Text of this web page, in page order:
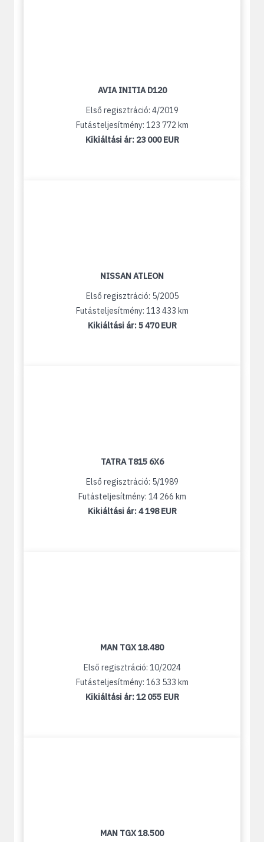
AVIA INITIA D120
Első regisztráció: 4/2019
Futásteljesítmény: 123 772 km
Kikiáltási ár: 23 000 EUR
NISSAN ATLEON
Első regisztráció: 5/2005
Futásteljesítmény: 113 433 km
Kikiáltási ár:5 470 EUR
TATRA T815 6X6
Első regisztráció: 5/1989
Futásteljesítmény: 14 266 km
Kikiáltási ár:4 198 EUR
MAN TGX 18.480
Első regisztráció: 10/2024
Futásteljesítmény: 163 533 km
Kikiáltási ár:12 055 EUR
MAN TGX 18.500